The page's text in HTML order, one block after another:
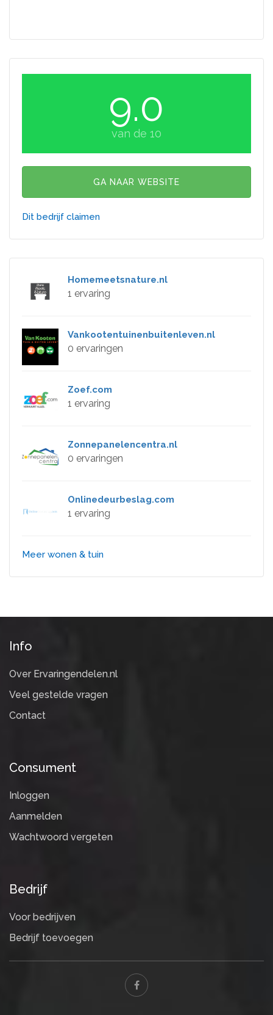
9.0
van de 10
GA NAAR WEBSITE
Dit bedrijf claimen
Homemeetsnature.nl
1 ervaring
Vankootentuinenbuitenleven.nl
0 ervaringen
Zoef.com
1 ervaring
Zonnepanelencentra.nl
0 ervaringen
Onlinedeurbeslag.com
1 ervaring
Meer wonen & tuin
Info
Over Ervaringendelen.nl
Veel gestelde vragen
Contact
Consument
Inloggen
Aanmelden
Wachtwoord vergeten
Bedrijf
Voor bedrijven
Bedrijf toevoegen